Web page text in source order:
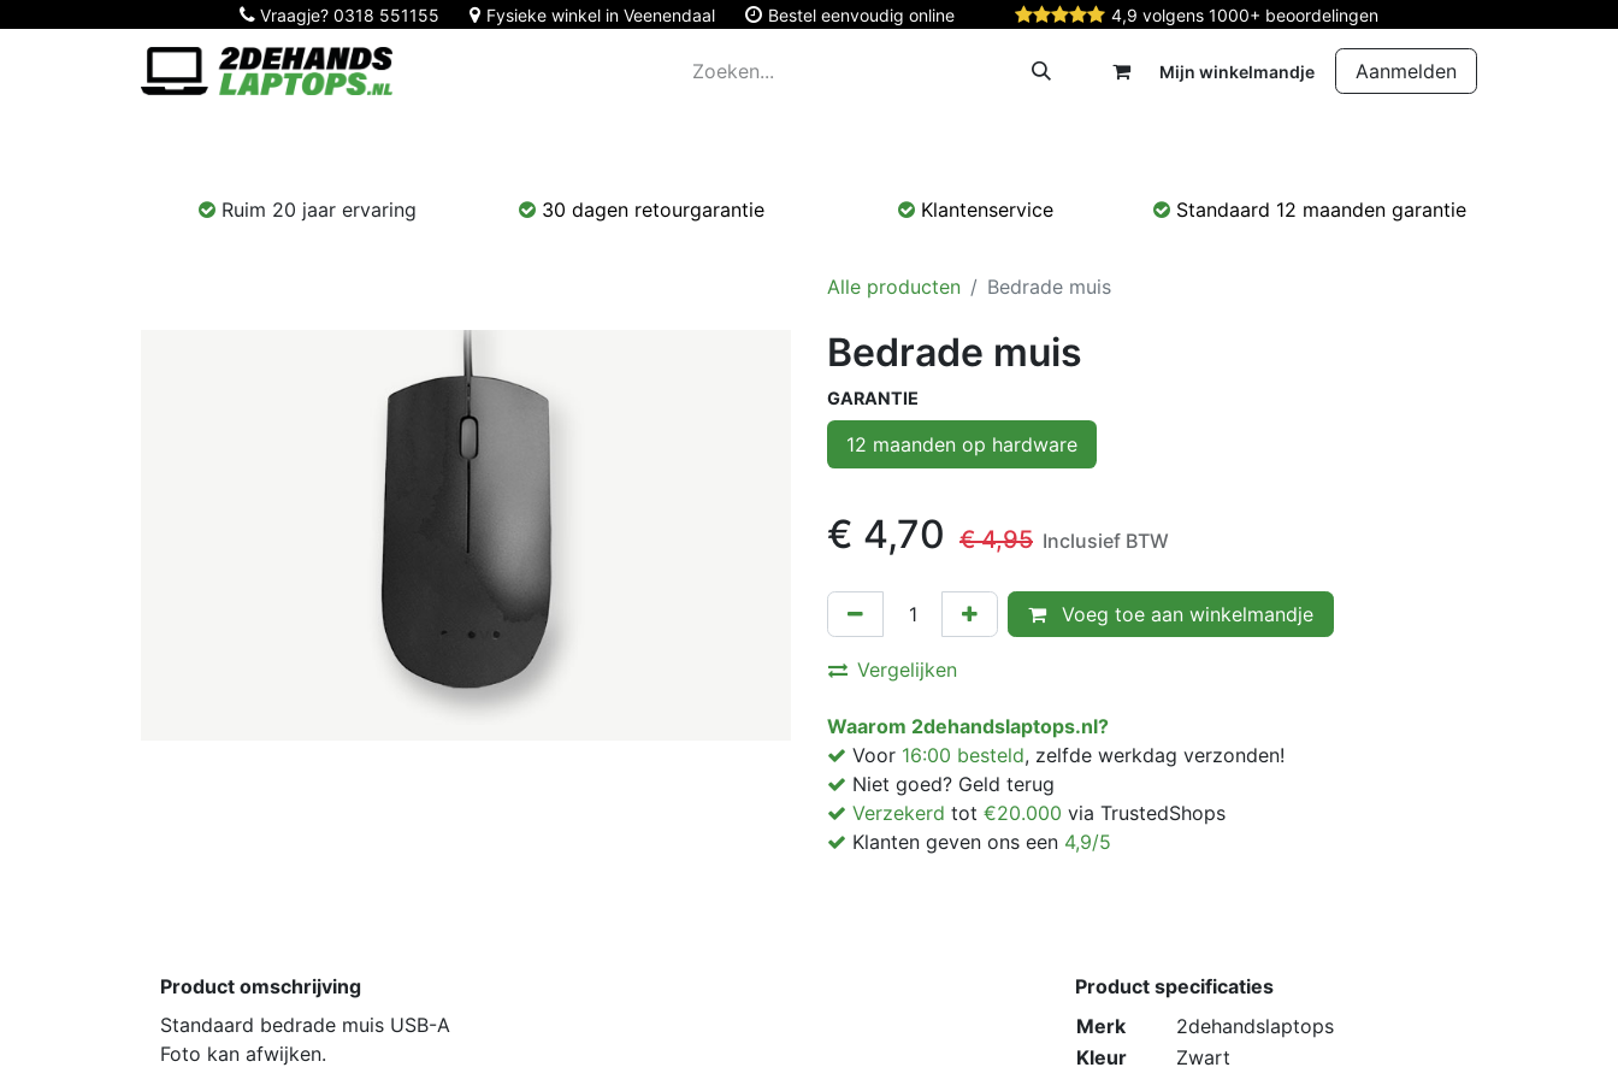
Vraagje? 0318 551155 Fysieke winkel in Veenendaal Bestel eenvoudig online 4,9 volgens 1000+ beoordelingen
Mijn winkelmandje Aanmelden
Ruim 20 jaar ervaring 30 dagen retourgarantie Klantenservice Standaard 12 maanden garantie
Alle producten Bedrade muis
Bedrade muis
GARANTIE
12 maanden op hardware
€ 4,70 €4,95 Inclusief BTW
Voeg toe aan winkelmandje
Vergelijken
Waarom 2dehandslaptops.nl?
Voor 16:00 besteld, zelfde werkdag verzonden!
Niet goed? Geld terug
Verzekerd tot €20.000 via TrustedShops
Klanten geven ons een 4,9/5
Product omschrijving
Standaard bedrade muis USB-A
Foto kan afwijken.
Product specificaties
Merk
2dehandslaptops
Kleur
Zwart